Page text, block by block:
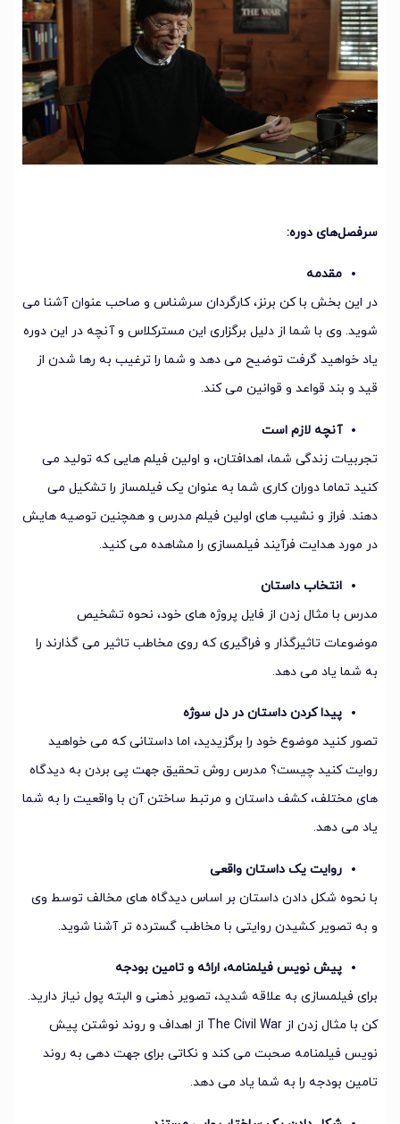
سرفصل‌های دوره:
مقدمه
در این بخش با کن برنز، کارگردان سرشناس و صاحب عنوان آشنا می
شوید. وی با شما از دلیل برگزاری این مسترکلاس و آنچه در این دوره
یاد خواهید گرفت توضیح می دهد و شما را ترغیب به رها شدن از
قید و بند قواعد و قوانین می کند.
آنچه لازم است
تجربیات زندگی شما، اهدافتان، و اولین فیلم هایی که تولید می
کنید تماما دوران کاری شما به عنوان یک فیلمساز را تشکیل می
دهند. فراز و نشیب های اولین فیلم مدرس و همچنین توصیه هایش
در مورد هدایت فرآیند فیلمسازی را مشاهده می کنید.
انتخاب داستان
مدرس با مثال زدن از فایل پروژه های خود، نحوه تشخیص
موضوعات تاثیرگذار و فراگیری که روی مخاطب تاثیر می گذارند را
به شما یاد می دهد.
پیدا کردن داستان در دل سوژه
تصور کنید موضوع خود را برگزیدید، اما داستانی که می خواهید
روایت کنید چیست؟ مدرس روش تحقیق جهت پی بردن به دیدگاه
های مختلف، کشف داستان و مرتبط ساختن آن با واقعیت را به شما
یاد می دهد.
روایت یک داستان واقعی
با نحوه شکل دادن داستان بر اساس دیدگاه های مخالف توسط وی
و به تصویر کشیدن روایتی با مخاطب گسترده تر آشنا شوید.
پیش نویس فیلمنامه، ارائه و تامین بودجه
برای فیلمسازی به علاقه شدید، تصویر ذهنی و البته پول نیاز دارید.
کن با مثال زدن از The Civil War از اهداف و روند نوشتن پیش
نویس فیلمنامه صحبت می کند و نکاتی برای جهت دهی به روند
تامین بودجه را به شما یاد می دهد.